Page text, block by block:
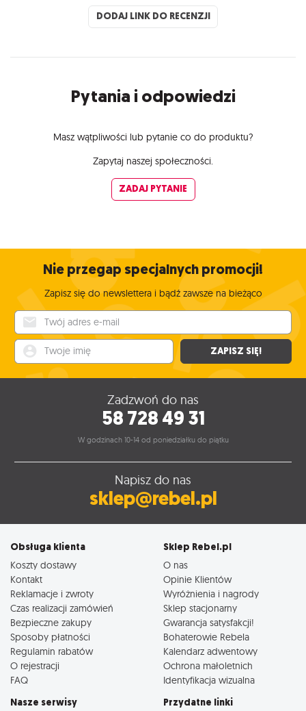
DODAJ LINK DO RECENZJI
Pytania i odpowiedzi
Masz wątpliwości lub pytanie co do produktu?
Zapytaj naszej społeczności.
ZADAJ PYTANIE
Nie przegap specjalnych promocji!
Zapisz się do newslettera i bądź zawsze na bieżąco
ZAPISZ SIĘ!
Zadzwoń do nas
58 728 49 31
W godzinach 10-14 od poniedziałku do piątku
Napisz do nas
sklep@rebel.pl
Obsługa klienta
Koszty dostawy
Kontakt
Reklamacje i zwroty
Czas realizacji zamówień
Bezpieczne zakupy
Sposoby płatności
Regulamin rabatów
O rejestracji
FAQ
Sklep Rebel.pl
O nas
Opinie Klientów
Wyróżnienia i nagrody
Sklep stacjonarny
Gwarancja satysfakcji!
Bohaterowie Rebela
Kalendarz adwentowy
Ochrona małoletnich
Identyfikacja wizualna
Nasze serwisy Przydatne linki